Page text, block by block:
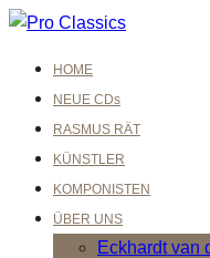
HOME
NEUE CDs
RASMUS RÄT
KÜNSTLER
KOMPONISTEN
ÜBER UNS
Eckhardt van